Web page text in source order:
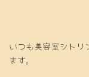
いつも美容室シトリ
ます。